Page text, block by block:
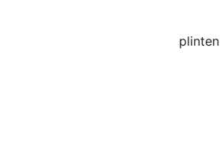
plinten